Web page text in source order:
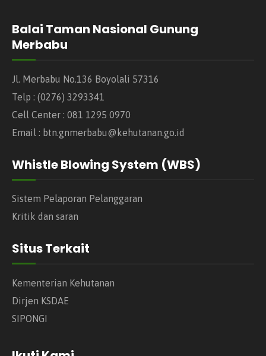
Balai Taman Nasional Gunung
Merbabu
Jl. Merbabu No.136 Boyolali 57316
Telp : (0276) 3293341
Cell Center : 081 1295 0970
Email : btn.gnmerbabu@kehutanan.go.id
Whistle Blowing System (WBS)
Sistem Pelaporan Pelanggaran
Kritik dan saran
Situs Terkait
Kementerian Kehutanan
Dirjen KSDAE
SIPONGI